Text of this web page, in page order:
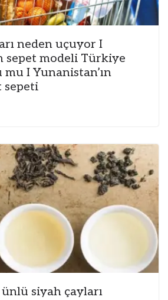
neden uçuyor I
sepet modeli Türkiye
mu I Yunanistan’ın
sepeti
siyah çayları